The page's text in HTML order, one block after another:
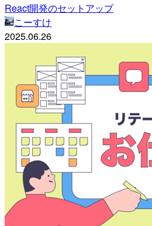
React開発のセットアップ
こーすけ
2025.06.26